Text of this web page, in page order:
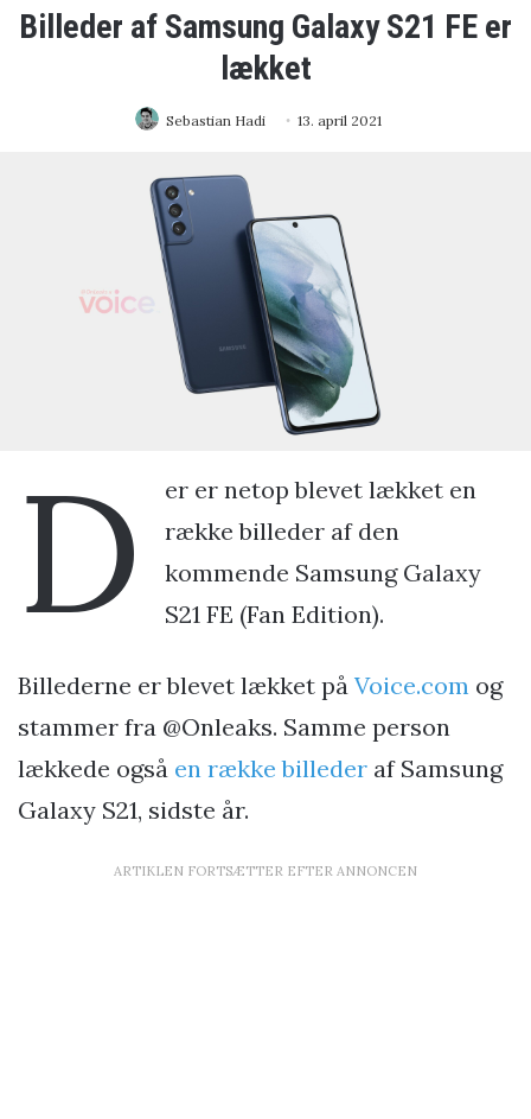
Billeder af Samsung Galaxy S21 FE er
lækket
Sebastian Hadi 13. april 2021
D
er er netop blevet lækket en
række billeder af den
kommende Samsung Galaxy
S21 FE (Fan Edition).
Billederne er blevet lækket på Voice.com og
stammer fra @Onleaks. Samme person
lækkede også en række billeder af Samsung
Galaxy S21, sidste år.
ARTIKLEN FORTSÆTTER EFTER ANNONCEN